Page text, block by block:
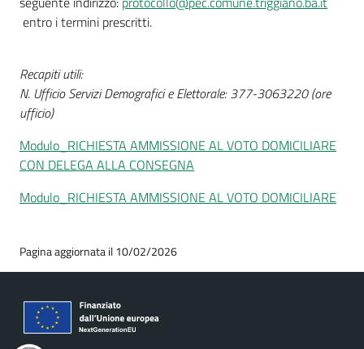
entro i termini prescritti.
Recapiti utili:
N. Ufficio Servizi Demografici e Elettorale: 377-3063220 (ore
ufficio)
Modulo_RICHIESTA AMMISSIONE AL VOTO DOMICILIARE
CON DELEGA ALLA CONSEGNA
Modulo_RICHIESTA AMMISSIONE AL VOTO DOMICILIARE
Pagina aggiornata il 10/02/2026